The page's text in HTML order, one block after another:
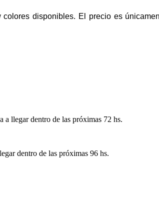
disponibles. El precio es
llegar dentro de las próximas 72 hs.
dentro de las próximas 96 hs.